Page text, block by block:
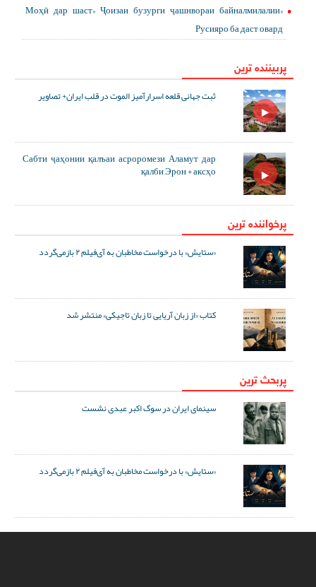
«Моҳӣ дар шаст» Ҷоизаи бузурги ҷашнвораи байналмилалии
Русияро ба даст овард
پربیننده ترین
ثبت جهانی قلعه اسرارآمیز الموت در قلب ایران+ تصاویر
Сабти ҷаҳонии қалъаи асроромези Аламут дар
қалби Эрон + аксҳо
پرخواننده ترین
«ستایش» با درخواست مخاطبان به آی‌فیلم ۲ بازمی‌گردد
کتاب «از زبان آریایی تا زبان تاجیکی» منتشر شد
پربحث ترین
سینمای ایران در سوگ اکبر عبدی نشست
«ستایش» با درخواست مخاطبان به آی‌فیلم ۲ بازمی‌گردد